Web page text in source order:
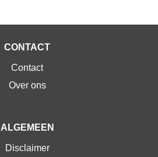
CONTACT
Contact
Over ons
ALGEMEEN
Disclaimer